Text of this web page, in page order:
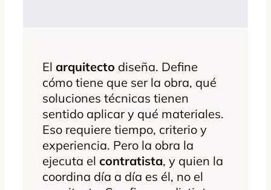
El arquitecto diseña. Define
cómo tiene que ser la obra, qué
soluciones técnicas tienen
sentido aplicar y qué materiales.
Eso requiere tiempo, criterio y
experiencia. Pero la obra la
ejecuta el contratista, y quien la
coordina día a día es él, no el